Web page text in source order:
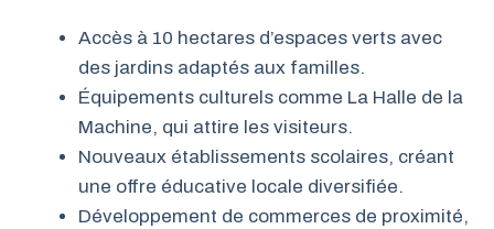
Accès à 10 hectares d’espaces verts avec
des jardins adaptés aux familles.
Équipements culturels comme La Halle de la
Machine, qui attire les visiteurs.
Nouveaux établissements scolaires, créant
une offre éducative locale diversifiée.
Développement de commerces de proximité,